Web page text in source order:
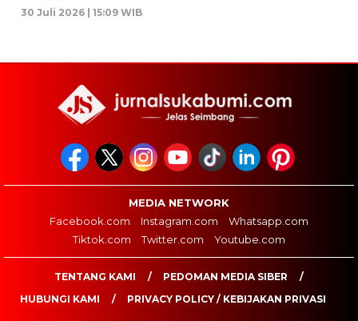
30 Juli 2026 | 15:09 WIB
MEDIA NETWORK
Facebook.com
Instagram.com
Whatsapp.com
Tiktok.com
Twitter.com Youtube.com
TENTANG KAMI
PEDOMAN MEDIA SIBER
HUBUNGI KAMI
PRIVACY POLICY / KEBIJAKAN PRIVASI